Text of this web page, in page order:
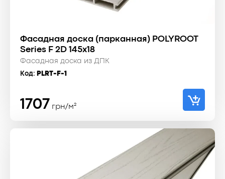
Фасадная доска (парканная) POLYROOT
Series F 2D 145x18
Фасадная доска из ДПК
Код: PLRT-F-1
1707 грн/м²